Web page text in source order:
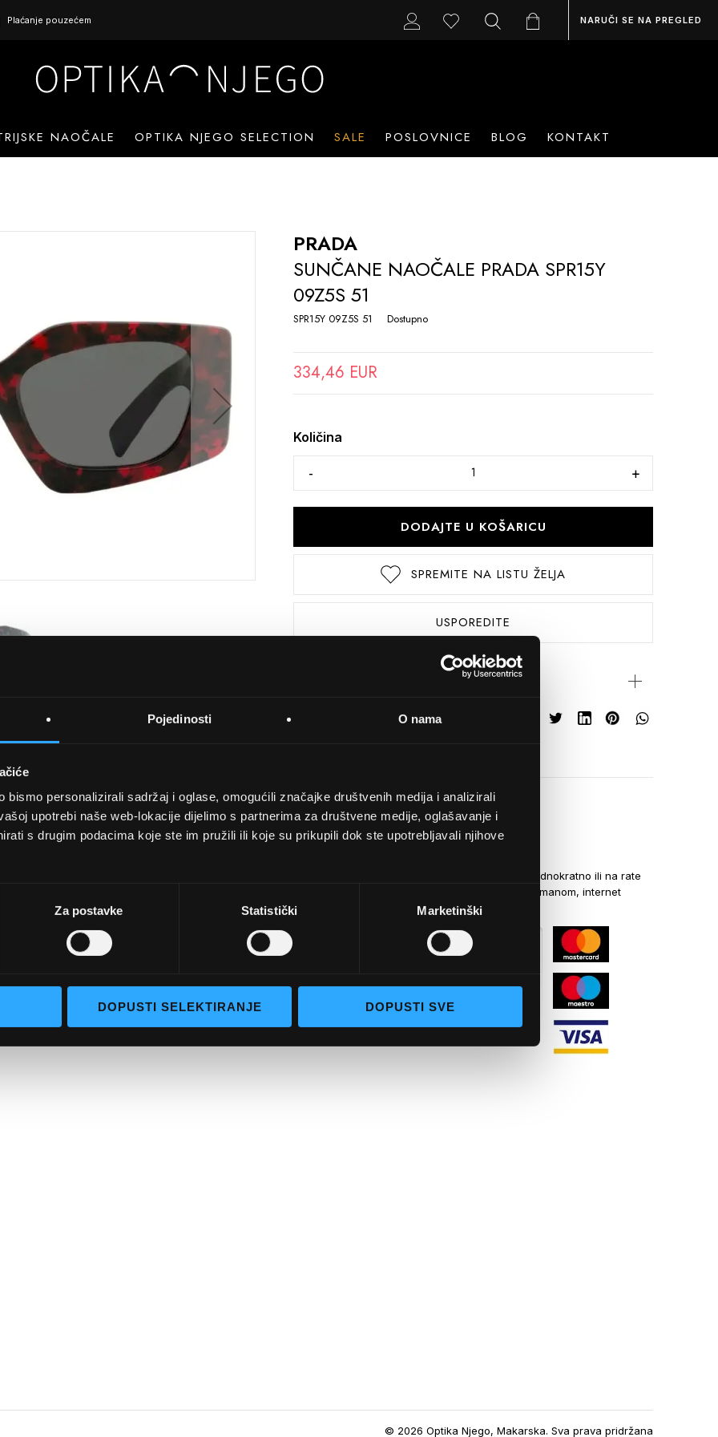
Pojedinosti O nama
bismo personalizirali sadržaj i oglase, omogućili značajke društvenih medija i analizirali
upotrebi naše web-lokacije dijelimo s partnerima za društvene medije, oglašavanje i
s drugim podacima koje ste im pružili ili koje su prikupili dok ste upotrebljavali njihove
Za postavke Statistički Marketinški
DOPUSTI SELEKTIRANJE DOPUSTI SVE
Plaćanje pouzećem NARUČI SE NA PREGLED
NAOČALE OPTIKA NJEGO SELECTION SALE POSLOVNICE BLOG KONTAKT
PRADA
SUNČANE NAOČALE PRADA SPR15Y
09Z5S 51
SPR15Y 09Z5S 51 Dostupno
334,46 EUR
Količina
DODAJTE U KOŠARICU
SPREMITE NA LISTU ŽELJA
USPOREDITE
Podijeli s prijateljima
UVJETI KUPNJE
Uvjeti korištenja
Pojmovi za pretraživanje
Napredno pretraživanje
Kontaktirajte nas
NAČINI PLAĆANJA
Kreditnim karticama jednokratno ili na rate
općom uplatnicom, virmanom, internet
bankarstvom
© 2026 Optika Njego, Makarska. Sva prava pridržana